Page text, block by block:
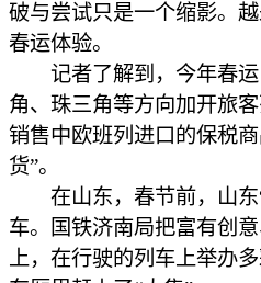
破与尝试只是一个缩影。
春运体验。
记者了解到，今年春运
角、珠三角等方向加开旅
销售中欧班列进口的保税
货”。
在山东，春节前，山东“
车。国铁济南局把富有创
上，在行驶的列车上举办